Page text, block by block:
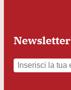
Newsletter